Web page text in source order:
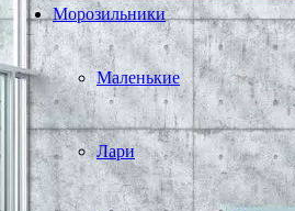
Морозильники
Маленькие
Лари